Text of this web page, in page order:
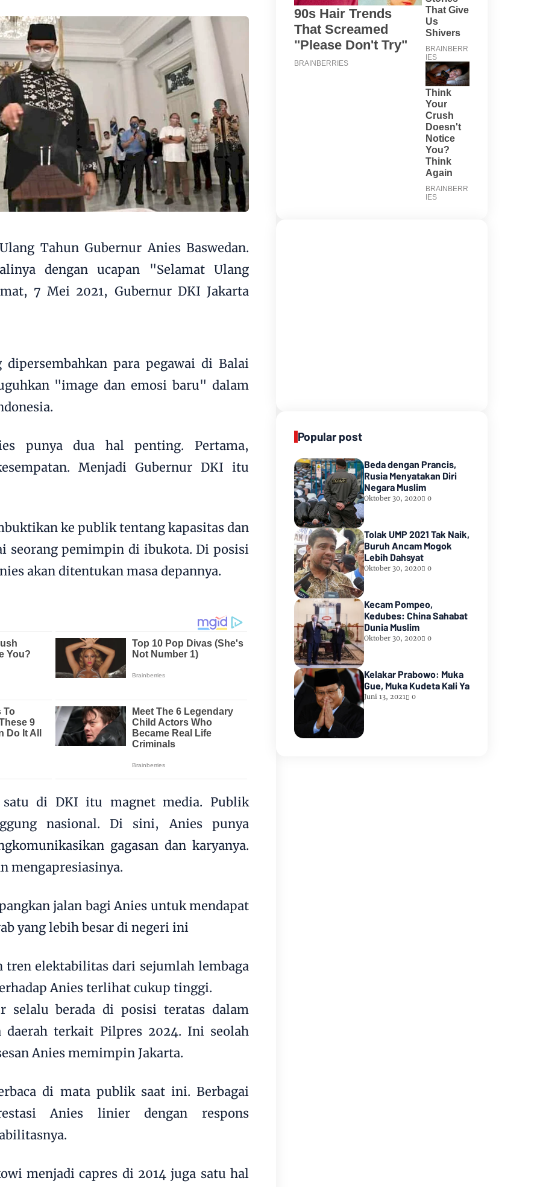
Tahun Gubernur Anies Baswedan.
dengan ucapan "Selamat Ulang
7 Mei 2021, Gubernur DKI Jakarta
para pegawai di Balai
"image dan emosi baru" dalam
punya dua hal penting. Pertama,
Menjadi Gubernur DKI itu
ke publik tentang kapasitas dan
seorang pemimpin di ibukota. Di posisi
akan ditentukan masa depannya.
di DKI itu magnet media. Publik
nasional. Di sini, Anies punya
gagasan dan karyanya.
mengapresiasinya.
jalan bagi Anies untuk mendapat
yang lebih besar di negeri ini
elektabilitas dari sejumlah lembaga
Anies terlihat cukup tinggi.
selalu berada di posisi teratas dalam
daerah terkait Pilpres 2024. Ini seolah
Anies memimpin Jakarta.
di mata publik saat ini. Berbagai
Anies linier dengan respons
menjadi capres di 2014 juga satu hal
Popular post
Beda dengan Prancis,
Rusia Menyatakan Diri
Negara Muslim
Oktober 30, 2020 0
Tolak UMP 2021 Tak Naik,
Buruh Ancam Mogok
Lebih Dahsyat
Oktober 30, 2020 0
Kecam Pompeo,
Kedubes: China Sahabat
Dunia Muslim
Oktober 30, 2020 0
Kelakar Prabowo: Muka
Gue, Muka Kudeta Kali Ya
Juni 13, 2021 0